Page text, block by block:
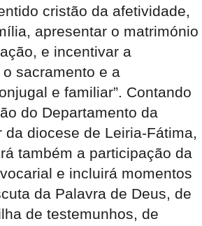
cristão da afetividade,
apresentar o matrimónio
e incentivar a
sacramento e a
e familiar”. Contando
do Departamento da
da diocese de Leiria-Fátima,
também a participação da
e incluirá momentos
da Palavra de Deus, de
de testemunhos, de